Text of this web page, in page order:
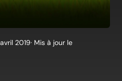
avril 2019· Mis à jour le